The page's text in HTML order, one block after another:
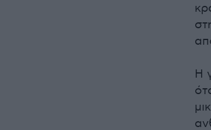
Η